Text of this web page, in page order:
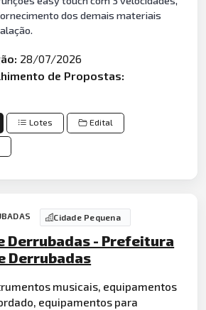
dos demais materiais
28/07/2026
de Propostas:
Lotes Edital
Cidade Pequena
Derrubadas - Prefeitura
Derrubadas
musicais, equipamentos
equipamentos para